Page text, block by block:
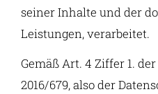
seiner Inhalte und der
Leistungen, verarbeitet.
Gemäß Art. 4 Ziffer 1.
2016/679, also der